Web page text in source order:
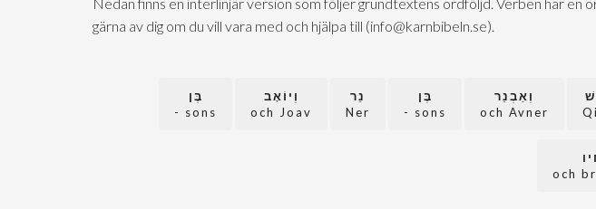
gärna av dig om du vill vara med och hjälpa till (info@karnbibeln.se).
וְאַבְנֵר
och Avner
בֶּן
sons -
נֵר
Ner
וְיוֹאָב
och Joav
בֶּן
sons -
och